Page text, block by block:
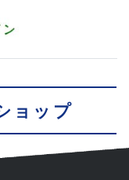
ョップ